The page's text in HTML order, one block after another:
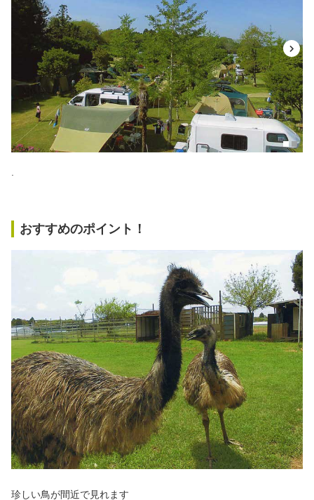
おすすめのポイント！
珍しい鳥が間近で見れます